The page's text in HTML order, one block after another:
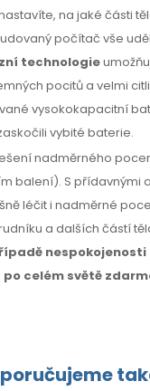
na jaké části
počítač vše
technologie
pocitů a velmi
vysokokapacitní
vybité baterie.
nadměrného
balení). S přídavnými
léčit i nadměrné
a dalších částí
nespokojenosti
po celém světě